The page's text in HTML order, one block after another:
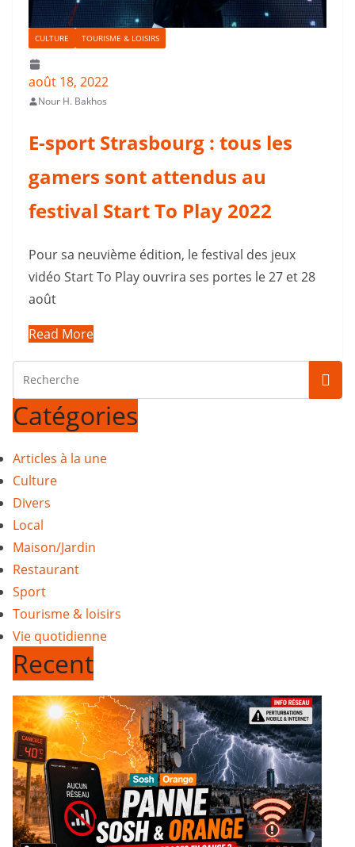
CULTURE TOURISME & LOISIRS
août 18, 2022
Nour H. Bakhos
E-sport Strasbourg : tous les
gamers sont attendus au
festival Start To Play 2022
Pour sa neuvième édition, le festival des jeux
vidéo Start To Play ouvrira ses portes le 27 et 28
août
Read More
Catégories
Articles à la une
Culture
Divers
Local
Maison/Jardin
Restaurant
Sport
Tourisme & loisirs
Vie quotidienne
Recent